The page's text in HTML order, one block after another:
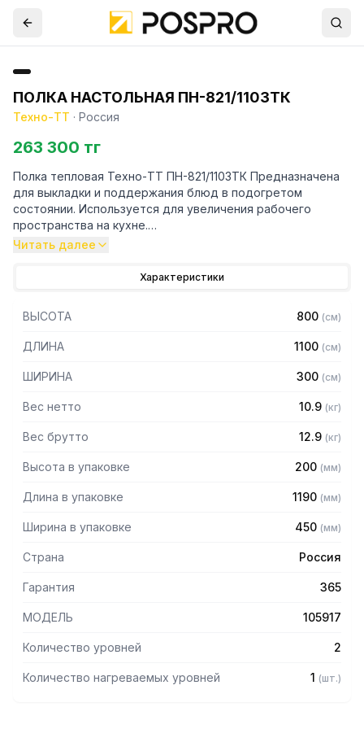
ПОЛКА НАСТОЛЬНАЯ ПН-821/1103ТК
Техно-ТТ · Россия
263 300 тг
Полка тепловая Техно-ТТ ПН-821/1103ТК Предназначена
для выкладки и поддержания блюд в подогретом
состоянии. Используется для увеличения рабочего
пространства на кухне.
— Полки из нержавеющей стали марки AISI 304 толщиной
0,8 мм
— Каркас - труба 20х20 из нержавеющей стали марки AISI
304 толщиной 1,2 мм
— Поставляется в разобранном виде
Читать далее
Характеристики
ВЫСОТА 800 (см)
ДЛИНА 1100 (см)
ШИРИНА 300 (см)
Вес нетто 10.9 (кг)
Вес брутто 12.9 (кг)
Высота в упаковке 200 (мм)
Длина в упаковке 1190 (мм)
Ширина в упаковке 450 (мм)
Страна Россия
Гарантия 365
МОДЕЛЬ 105917
Количество уровней 2
Количество нагреваемых уровней 1 (шт.)